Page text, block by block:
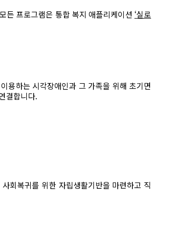
모든 프로그램은 통합 복지 애플리케이션 ‘실로
용하는 시각장애인과 그 가족을 위해 초기면
결합니다.
회복귀를 위한 자립생활기반을 마련하고 직